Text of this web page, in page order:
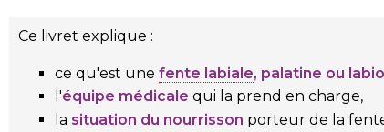
Ce livret explique :
ce qu'est une fente labiale, palatine ou
l'équipe médicale qui la prend en charge,
la situation du nourrisson porteur de la